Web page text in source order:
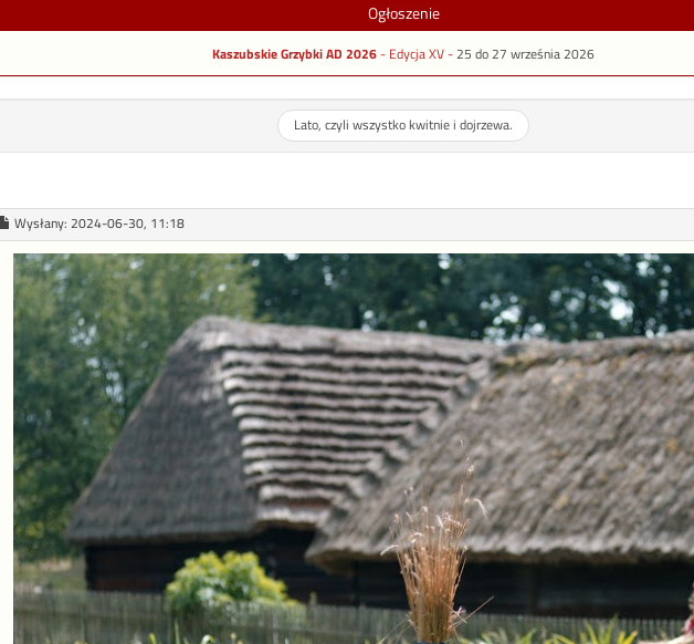
Ogłoszenie
Kaszubskie Grzybki AD 2026- Edycja XV -25 do 27 września 2026
Lato, czyli wszystko kwitnie i dojrzewa.
Wysłany: 2024-06-30, 11:18